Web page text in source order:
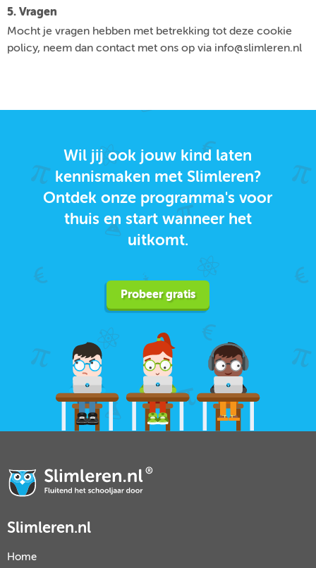
5. Vragen
Mocht je vragen hebben met betrekking tot deze cookie
policy, neem dan contact met ons op via info@slimleren.nl
Wil jij ook jouw kind laten
kennismaken met Slimleren?
Ontdek onze programma's voor
thuis en start wanneer het
uitkomt.
Probeer gratis
Slimleren.nl
Home